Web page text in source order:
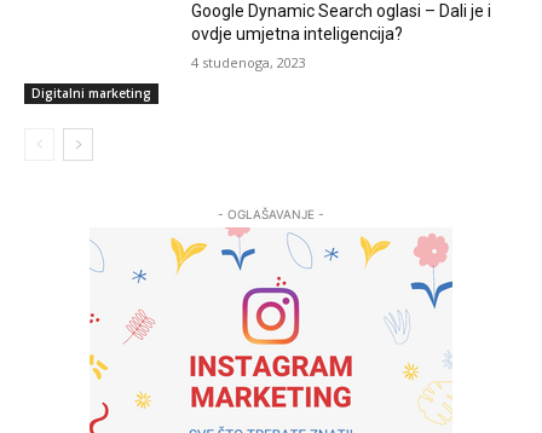
Digitalni marketing
Google Dynamic Search oglasi – Dali je i
ovdje umjetna inteligencija?
4 studenoga, 2023
- OGLAŠAVANJE -